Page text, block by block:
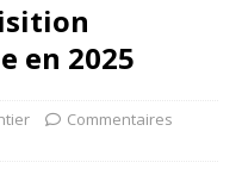
en 2025
Commentaires